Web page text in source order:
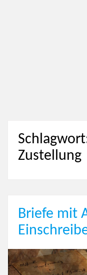
Zustellung
Briefe mit